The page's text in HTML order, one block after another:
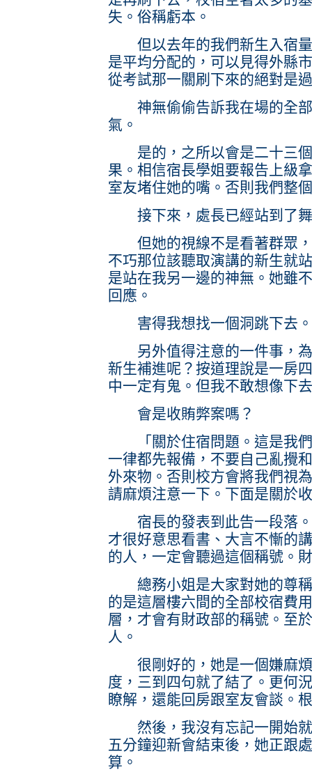
失。俗稱虧本。
但以去年的我們新生入宿量
是平均分配的，可以見得外縣
從考試那一關刷下來的絕對是
神無偷偷告訴我在場的全部
氣。
是的，之所以會是二十三個
果。相信宿長學姐要報告上級
室友堵住她的嘴。否則我們整
接下來，處長已經站到了舞
但她的視線不是看著群眾，
不巧那位該聽取演講的新生就
是站在我另一邊的神無。她雖
回應。
害得我想找一個洞跳下去。
另外值得注意的一件事，為
新生補進呢？按道理說是一房
中一定有鬼。但我不敢想像下
會是收賄弊案嗎？
「關於住宿問題。這是我們
一律都先報備，不要自己亂攪
外來物。否則校方會將我們視
請麻煩注意一下。下面是關於
宿長的發表到此告一段落。
才很好意思看書、大言不慚的
的人，一定會聽過這個稱號。
總務小姐是大家對她的尊稱
的是這層樓六間的全部校宿費
層，才會有財政部的稱號。至
人。
很剛好的，她是一個嫌麻煩
度，三到四句就了結了。更何
瞭解，還能回房跟室友會談。
然後，我沒有忘記一開始就
五分鐘迎新會結束後，她正跟
算。